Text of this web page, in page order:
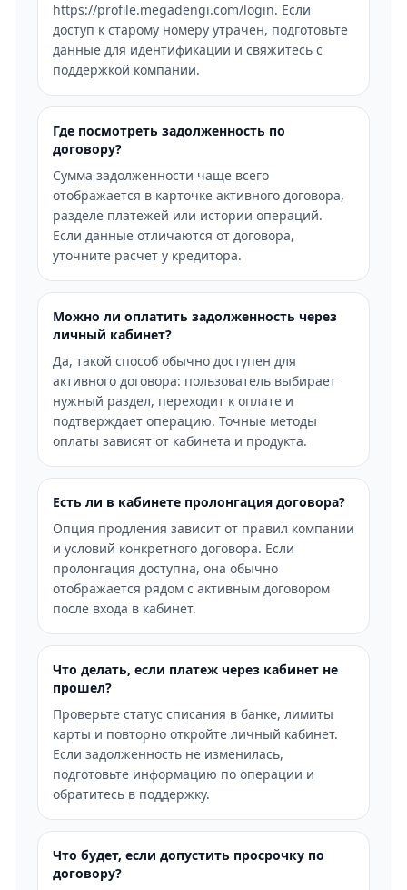
https://profile.megadengi.com/login. Если
доступ к старому номеру утрачен, подготовьте
данные для идентификации и свяжитесь с
поддержкой компании.
Где посмотреть задолженность по
договору?
Сумма задолженности чаще всего
отображается в карточке активного договора,
разделе платежей или истории операций.
Если данные отличаются от договора,
уточните расчет у кредитора.
Можно ли оплатить задолженность через
личный кабинет?
Да, такой способ обычно доступен для
активного договора: пользователь выбирает
нужный раздел, переходит к оплате и
подтверждает операцию. Точные методы
оплаты зависят от кабинета и продукта.
Есть ли в кабинете пролонгация договора?
Опция продления зависит от правил компании
и условий конкретного договора. Если
пролонгация доступна, она обычно
отображается рядом с активным договором
после входа в кабинет.
Что делать, если платеж через кабинет не
прошел?
Проверьте статус списания в банке, лимиты
карты и повторно откройте личный кабинет.
Если задолженность не изменилась,
подготовьте информацию по операции и
обратитесь в поддержку.
Что будет, если допустить просрочку по
договору?